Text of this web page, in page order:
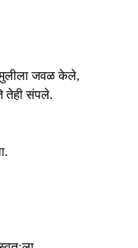
जवळ केले,
तेही संपले.